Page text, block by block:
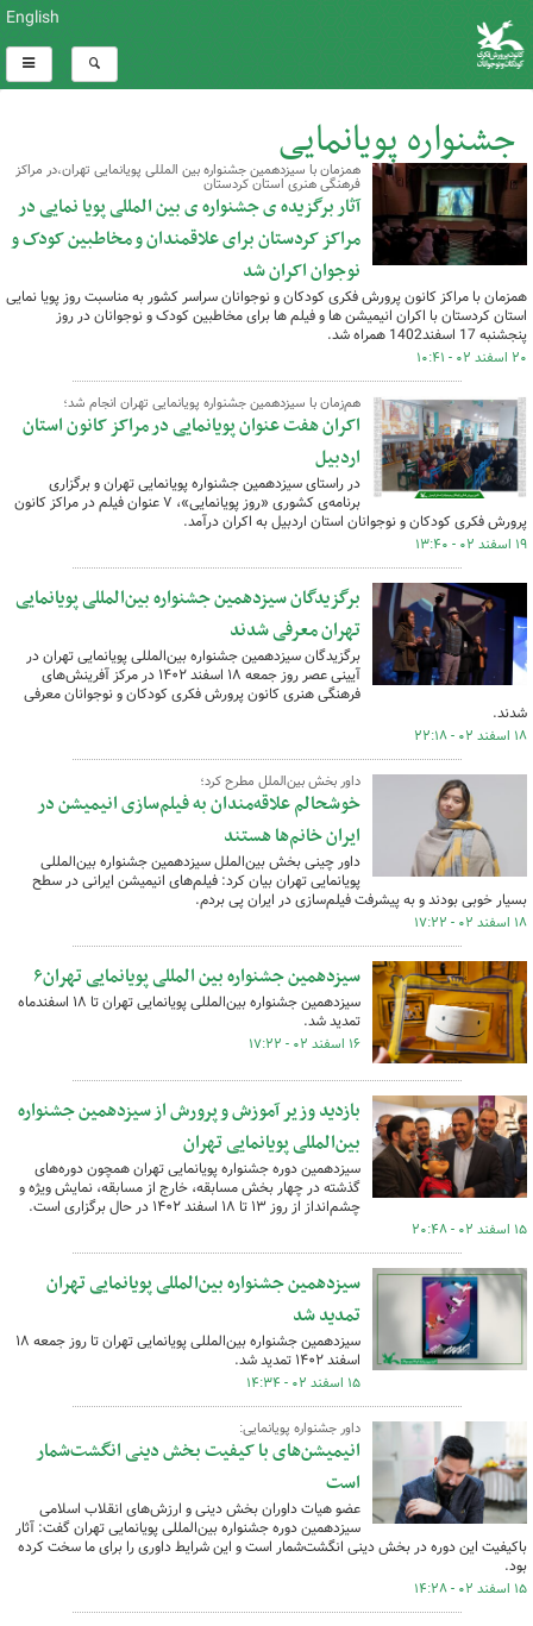
English
جشنواره پویانمایی
کل اخبار:42
همزمان با سیزدهمین جشنواره بین المللی پویانمایی تهران،در مراکز
فرهنگی هنری استان کردستان
آثار برگزیده ی جشنواره ی بین المللی پویا نمایی در
مراکز کردستان برای علاقمندان و مخاطبین کودک و
نوجوان اکران شد
همزمان با مراکز کانون پرورش فکری کودکان و نوجوانان سراسر کشور به مناسبت روز پویا نمایی
استان کردستان با اکران انیمیشن ها و فیلم ها برای مخاطبین کودک و نوجوانان در روز
پنجشنبه 17 اسفند1402 همراه شد.
۲۰ اسفند ۰۲ - ۱۰:۴۱
هم‌زمان با سیزدهمین جشنواره پویانمایی تهران انجام شد؛
اکران هفت عنوان پویانمایی در مراکز کانون استان
اردبیل
در راستای سیزدهمین جشنواره پویانمایی تهران و برگزاری
برنامه‌ی کشوری «روز پویانمایی»، ۷ عنوان فیلم در مراکز کانون
پرورش فکری کودکان و نوجوانان استان اردبیل به اکران درآمد.
۱۹ اسفند ۰۲ - ۱۳:۴۰
برگزیدگان سیزدهمین جشنواره بین‌المللی پویانمایی
تهران معرفی شدند
برگزیدگان سیزدهمین جشنواره بین‌المللی پویانمایی تهران در
آیینی عصر روز جمعه ۱۸ اسفند ۱۴۰۲ در مرکز آفرینش‌های
فرهنگی هنری کانون پرورش فکری کودکان و نوجوانان معرفی
شدند.
۱۸ اسفند ۰۲ - ۲۲:۱۸
داور بخش بین‌الملل مطرح کرد؛
خوشحالم علاقه‌مندان به فیلم‌سازی انیمیشن در
ایران خانم‌ها هستند
داور چینی بخش بین‌الملل سیزدهمین جشنواره بین‌المللی
پویانمایی تهران بیان کرد: فیلم‌های انیمیشن ایرانی در سطح
بسیار خوبی بودند و به پیشرفت فیلم‌سازی در ایران پی بردم.
۱۸ اسفند ۰۲ - ۱۷:۲۲
سیزدهمین جشنواره بین المللی پویانمایی تهران۶
سیزدهمین جشنواره بین‌المللی پویانمایی تهران تا ۱۸ اسفندماه
تمدید شد.
۱۶ اسفند ۰۲ - ۱۷:۲۲
بازدید وزیر آموزش و پرورش از سیزدهمین جشنواره
بین‌المللی پویانمایی تهران
سیزدهمین دوره جشنواره پویانمایی تهران همچون دوره‌های
گذشته در چهار بخش مسابقه، خارج از مسابقه، نمایش ویژه و
چشم‌انداز از روز ۱۳ تا ۱۸ اسفند ۱۴۰۲ در حال برگزاری است.
۱۵ اسفند ۰۲ - ۲۰:۴۸
سیزدهمین جشنواره بین‌المللی پویانمایی تهران
تمدید شد
سیزدهمین جشنواره بین‌المللی پویانمایی تهران تا روز جمعه ۱۸
اسفند ۱۴۰۲ تمدید شد.
۱۵ اسفند ۰۲ - ۱۴:۳۴
داور جشنواره پویانمایی:
انیمیشن‌های با کیفیت بخش دینی انگشت‌شمار
است
عضو هیات داوران بخش دینی و ارزش‌های انقلاب اسلامی
سیزدهمین دوره جشنواره بین‌المللی پویانمایی تهران گفت: آثار
باکیفیت این دوره در بخش دینی انگشت‌شمار است و این شرایط داوری را برای ما سخت کرده
بود.
۱۵ اسفند ۰۲ - ۱۴:۲۸